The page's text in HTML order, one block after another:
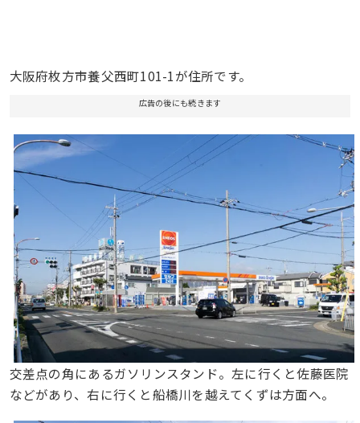
大阪府枚方市養父西町101-1が住所です。
広告の後にも続きます
交差点の角にあるガソリンスタンド。左に行くと佐藤医院
などがあり、右に行くと船橋川を越えてくずは方面へ。